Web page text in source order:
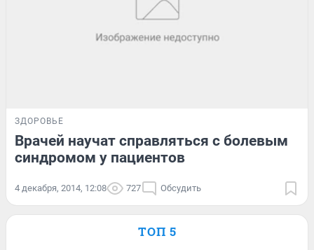
ЗДОРОВЬЕ
Врачей научат справляться с болевым
синдромом у пациентов
4 декабря, 2014, 12:08 727 Обсудить
ТОП 5